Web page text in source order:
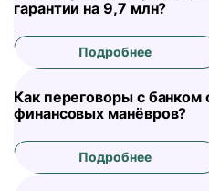
гарантии на 9,7 млн?
Подробнее
Как переговоры с банком
финансовых манёвров?
Подробнее